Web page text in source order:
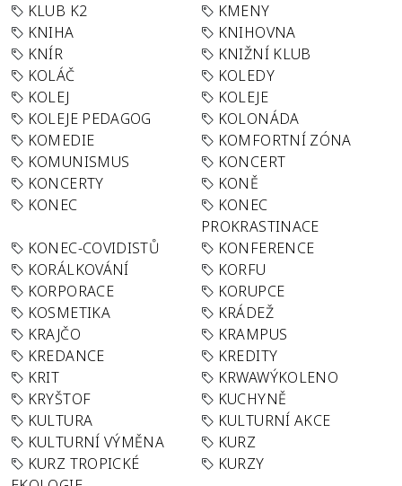
KLUB K2
KMENY
KNIHA
KNIHOVNA
KNÍR
KNIŽNÍ KLUB
KOLÁČ
KOLEDY
KOLEJ
KOLEJE
KOLEJE PEDAGOG
KOLONÁDA
KOMEDIE
KOMFORTNÍ ZÓNA
KOMUNISMUS
KONCERT
KONCERTY
KONĚ
KONEC
KONEC
PROKRASTINACE
KONEC-COVIDISTŮ
KONFERENCE
KORÁLKOVÁNÍ
KORFU
KORPORACE
KORUPCE
KOSMETIKA
KRÁDEŽ
KRAJČO
KRAMPUS
KREDANCE
KREDITY
KRIT
KRWAWÝKOLENO
KRYŠTOF
KUCHYNĚ
KULTURA
KULTURNÍ AKCE
KULTURNÍ VÝMĚNA
KURZ
KURZ TROPICKÉ
KURZY